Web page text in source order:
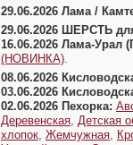
29.06.2026 Лама /
29.06.2026 ШЕРСТЬ
16.06.2026 Лама-
(НОВИНКА)
08.06.2026
03.06.2026
02.06.2026 Пехорка:
Деревенская Детская
хлопок Жемчужная